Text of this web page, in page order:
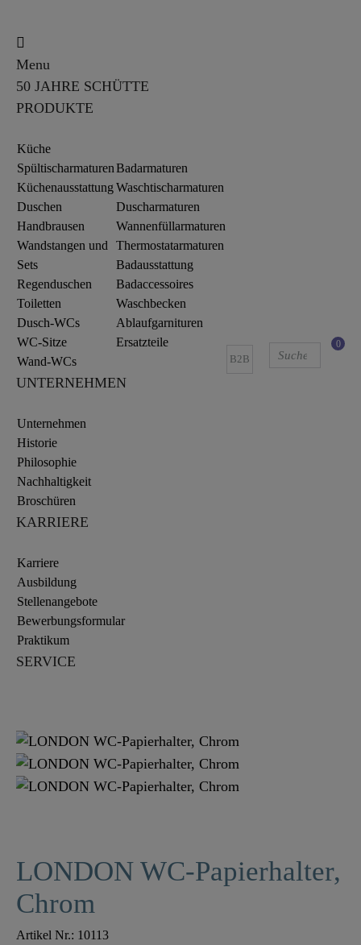
Menu
50 JAHRE SCHÜTTE
PRODUKTE
Küche
Spültischarmaturen
Küchenausstattung
Duschen
Handbrausen
Wandstangen und
Sets
Regenduschen
Toiletten
Dusch-WCs
WC-Sitze
Wand-WCs
Badarmaturen
Waschtischarmaturen
Duscharmaturen
Wannenfüllarmaturen
Thermostatarmaturen
Badausstattung
Badaccessoires
Waschbecken
Ablaufgarnituren
Ersatzteile
UNTERNEHMEN
Unternehmen
Historie
Philosophie
Nachhaltigkeit
Broschüren
KARRIERE
Karriere
Ausbildung
Stellenangebote
Bewerbungsformular
Praktikum
SERVICE
B2B
0
LONDON WC-Papierhalter,
Chrom
Artikel Nr.: 10113